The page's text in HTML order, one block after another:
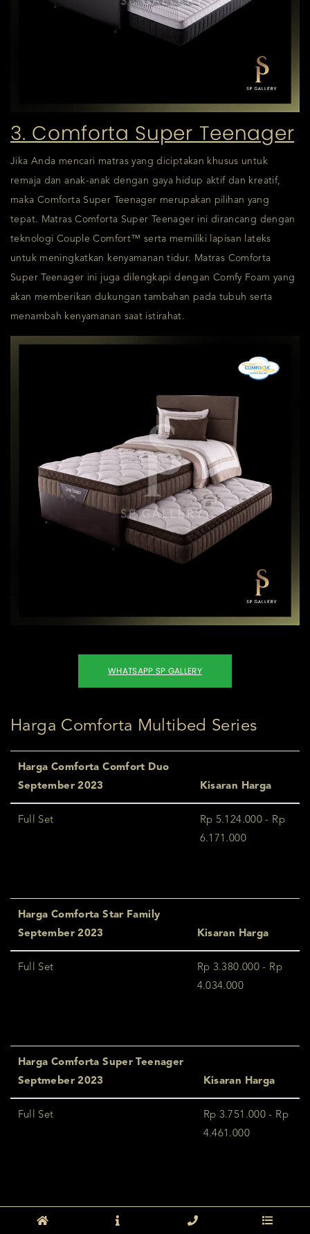
3. Comforta Super Teenager
Jika Anda mencari matras yang diciptakan khusus untuk
remaja dan anak-anak dengan gaya hidup aktif dan kreatif,
maka Comforta Super Teenager merupakan pilihan yang
tepat. Matras Comforta Super Teenager ini dirancang dengan
teknologi Couple Comfort™ serta memiliki lapisan lateks
untuk meningkatkan kenyamanan tidur. Matras Comforta
Super Teenager ini juga dilengkapi dengan Comfy Foam yang
akan memberikan dukungan tambahan pada tubuh serta
menambah kenyamanan saat istirahat.
WHATSAPP SP GALLERY
Harga Comforta Multibed Series
Harga Comforta Comfort Duo
September 2023
Kisaran Harga
Full Set
Rp 5.124.000 - Rp
6.171.000
Harga Comforta Star Family
September 2023
Kisaran Harga
Full Set
Rp 3.380.000 - Rp
4.034.000
Harga Comforta Super Teenager
Septmeber 2023
Kisaran Harga
Full Set
Rp 3.751.000 - Rp
4.461.000
PESAN KASUR COMFORTA MULTIBED